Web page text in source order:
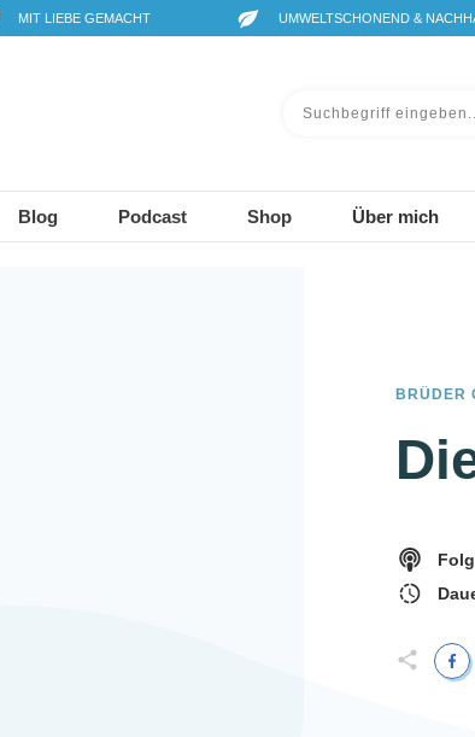
MIT LIEBE GEMACHT UMWELTSCHONEND &
Blog Podcast Shop Über mich
BRÜDER